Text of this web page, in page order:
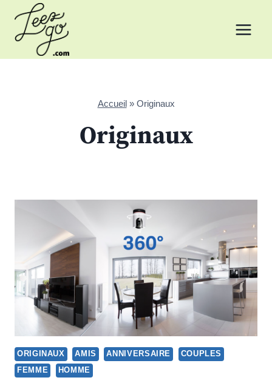
contenu
Accueil» Originaux
Originaux
ORIGINAUX AMIS ANNIVERSAIRE
COUPLES
FEMME
HOMME